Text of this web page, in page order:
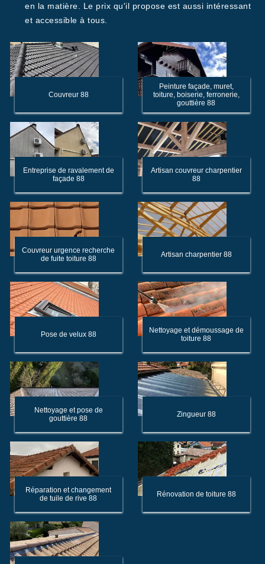
en la matière. Le prix qu'il propose est aussi intéressant
et accessible à tous.
Couvreur 88
Peinture façade, muret,
toiture, boiserie, ferronerie,
gouttière 88
Entreprise de ravalement de
façade 88
Artisan couvreur charpentier
88
Couvreur urgence recherche
de fuite toiture 88
Artisan charpentier 88
Pose de velux 88
Nettoyage et démoussage de
toiture 88
Nettoyage et pose de
gouttière 88
Zingueur 88
Réparation et changement
de tuile de rive 88
Rénovation de toiture 88